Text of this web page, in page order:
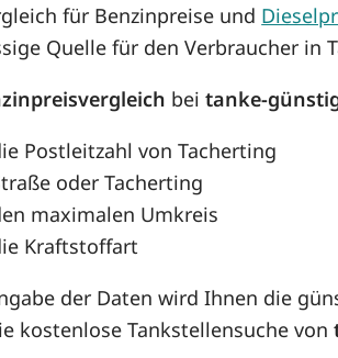
für Benzinpreise und
Quelle für den Verbraucher in
beitanke-
Postleitzahl von Tacherting
oder Tacherting
maximalen Umkreis
Kraftstoffart
der Daten wird Ihnen die
kostenlose Tankstellensuche von